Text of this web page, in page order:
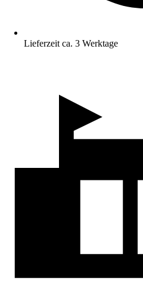
Lieferzeit ca. 3 Werktage